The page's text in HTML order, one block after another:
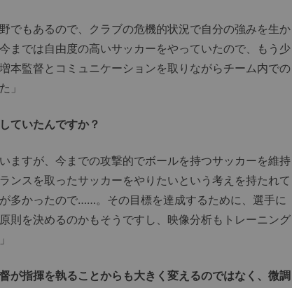
でもあるので、クラブの危機的状況で自分の強みを生か
までは自由度の高いサッカーをやっていたので、もう少
本監督とコミュニケーションを取りながらチーム内での
」
ていたんですか？
ますが、今までの攻撃的でボールを持つサッカーを維持
ンスを取ったサッカーをやりたいという考えを持たれて
多かったので……。その目標を達成するために、選手に
則を決めるのかもそうですし、映像分析もトレーニング
指揮を執ることからも大きく変えるのではなく、微調